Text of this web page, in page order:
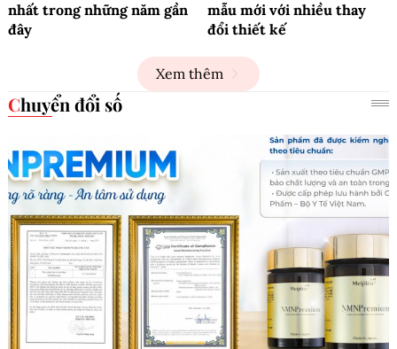
nhất trong những năm gần
đây
mẫu mới với nhiều thay
đổi thiết kế
Xem thêm
Chuyển đổi số